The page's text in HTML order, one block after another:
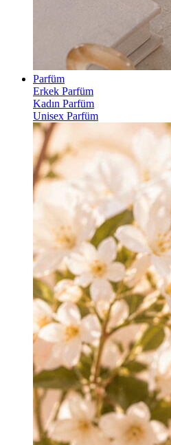
Parfüm
Erkek Parfüm
Kadın Parfüm
Unisex Parfüm